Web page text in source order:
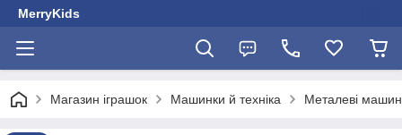
MerryKids
Магазин іграшок Машинки й техніка Металеві